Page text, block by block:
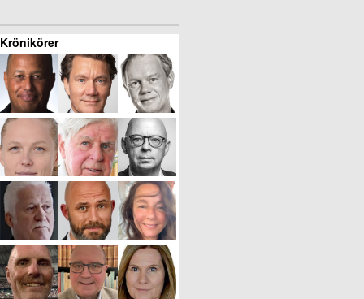
Krönikörer